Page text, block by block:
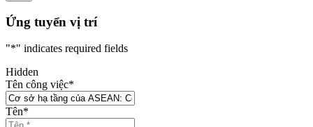
Ứng tuyển vị trí
"*" indicates required fields
Hidden
Tên công việc*
Tên*